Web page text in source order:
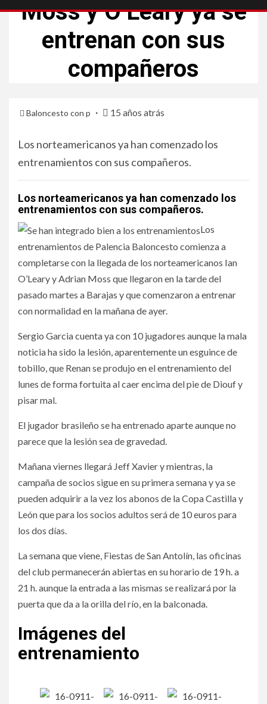
Moss y O’Leary ya se
entrenan con sus
compañeros
Baloncesto con p 15 años atrás
Los norteamericanos ya han comenzado los
entrenamientos con sus compañeros.
Los norteamericanos ya han comenzado los
entrenamientos con sus compañeros.
Los
entrenamientos de Palencia Baloncesto comienza a
completarse con la llegada de los norteamericanos Ian
O’Leary y Adrian Moss que llegaron en la tarde del
pasado martes a Barajas y que comenzaron a entrenar
con normalidad en la mañana de ayer.
Sergio Garcia cuenta ya con 10 jugadores aunque la mala
noticia ha sido la lesión, aparentemente un esguince de
tobillo, que Renan se produjo en el entrenamiento del
lunes de forma fortuita al caer encima del pie de Diouf y
pisar mal.
El jugador brasileño se ha entrenado aparte aunque no
parece que la lesión sea de gravedad.
Mañana viernes llegará Jeff Xavier y mientras, la
campaña de socios sigue en su primera semana y ya se
pueden adquirir a la vez los abonos de la Copa Castilla y
León que para los socios adultos será de 10 euros para
los dos días.
La semana que viene, Fiestas de San Antolín, las oficinas
del club permanecerán abiertas en su horario de 19 h. a
21 h. aunque la entrada a las mismas se realizará por la
puerta que da a la orilla del río, en la balconada.
Imágenes del
entrenamiento